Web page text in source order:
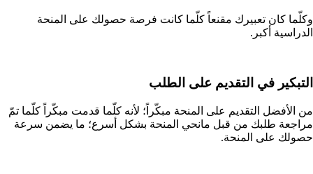
وكلّما كان تعبيرك مقنعاً كلّما كانت فرصة حصولك على المنحة
الدراسية أكبر.
التبكير في التقديم على الطلب
من الأفضل التقديم على المنحة مبكّراً؛ لأنه كلّما قدمت مبكّراً كلّما تمّ
مراجعة طلبك من قبل مانحي المنحة بشكل أسرع؛ ما يضمن سرعة
حصولك على المنحة.